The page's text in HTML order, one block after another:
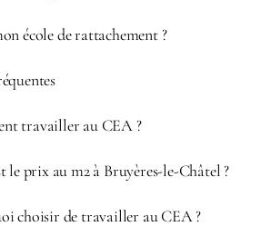
école de rattachement ?
travailler au CEA ?
le prix au m2 à Bruyères-le-Châtel ?
choisir de travailler au CEA ?